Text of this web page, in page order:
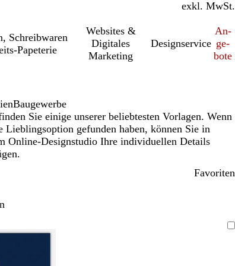
inkl. MwSt.
exkl. MwSt.
Schreib­wa­ren
Papeterie
Websites &
Digitales
Marketing
Designservice
An­­
ge­­
bo­­te
Baugewerbe
Sie einige unserer beliebtesten Vorlagen. Wenn
Lieblingsoption gefunden haben, können Sie in
Online-Designstudio Ihre individuellen Details
Favoriten